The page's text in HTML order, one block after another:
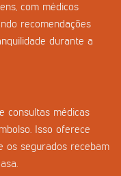
com médicos
recomendações
durante a
consultas médicas
Isso oferece
os segurados recebam